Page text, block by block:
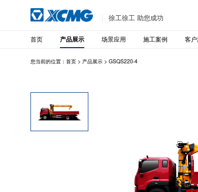
徐工徐工 助您成功
首页 产品展示 场景应用 施工案例 客
您当前的位置：首页 > 产品展示 >GSQS220-4